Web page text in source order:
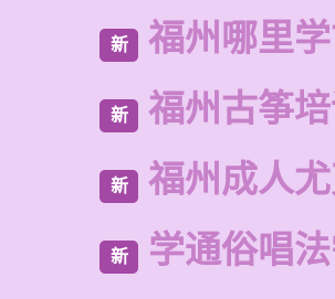
新 福州哪里
新 福州古筝
新 福州成人
新 学通俗唱